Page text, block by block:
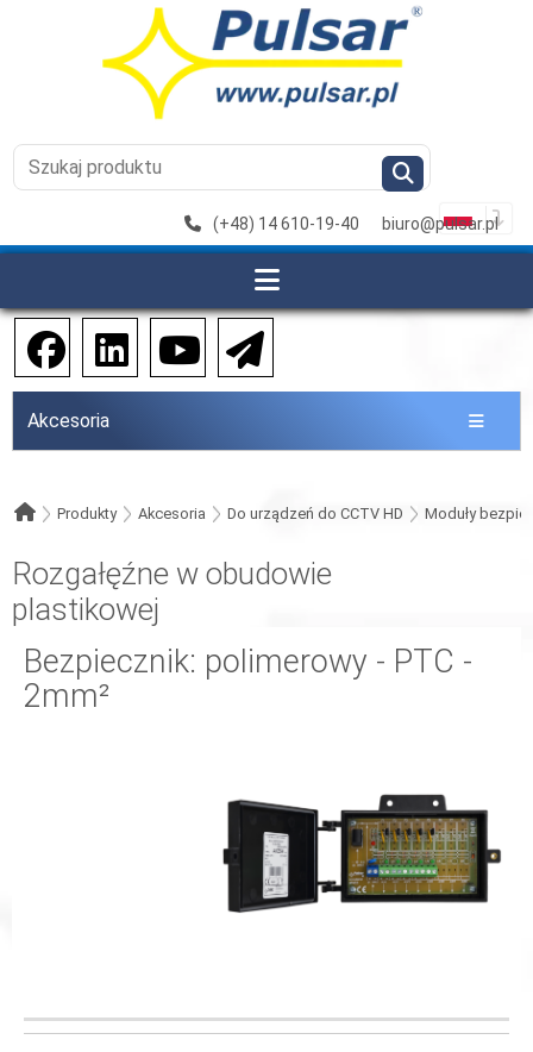
(+48) 14 610-19-40 biuro@pulsar.pl
Akcesoria
Produkty Akcesoria Do urządzeń do CCTV HD Moduły
Rozgałęźne w obudowie
plastikowej
Bezpiecznik: polimerowy - PTC -
2mm²